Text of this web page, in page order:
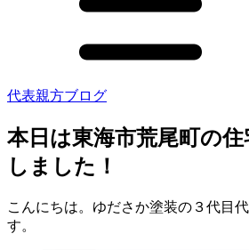
代表親方ブログ
本日は東海市荒尾町の
しました！
こんにちは。ゆださか塗装の３代目
す。